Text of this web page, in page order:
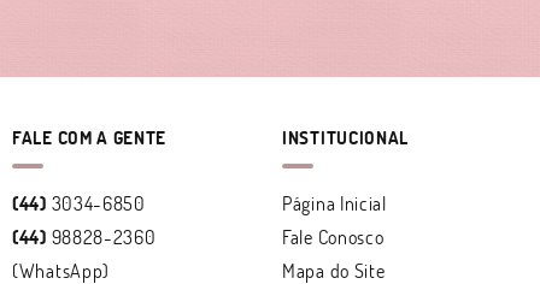
FALE COM A GENTE
(44) 3034-6850
(44) 98828-2360
(WhatsApp)
INSTITUCIONAL
Página Inicial
Fale Conosco
Mapa do Site